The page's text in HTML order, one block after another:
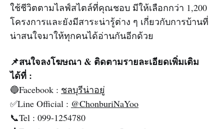
ใช้ชีวิตตามไลฟ์สไตล์ที่คุณชอบ มีให้เลือกกว่า 1,200
โครงการและยังมีสาระน่ารู้ต่าง ๆ เกี่ยวกับการบ้านที่
น่าสนใจมาให้ทุกคนได้อ่านกันอีกด้วย
📌สนใจลงโฆษณา & ติดตามรายละเอียดเพิ่มเติม
ได้ที่ :
🔵Facebook : ชลบุรีน่าอยู่
✅Line Official : @ChonburiNaYoo
📞Tel : 099-1254780